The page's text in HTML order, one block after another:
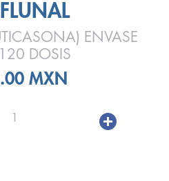
ENVASE
DOSIS
MXN
1